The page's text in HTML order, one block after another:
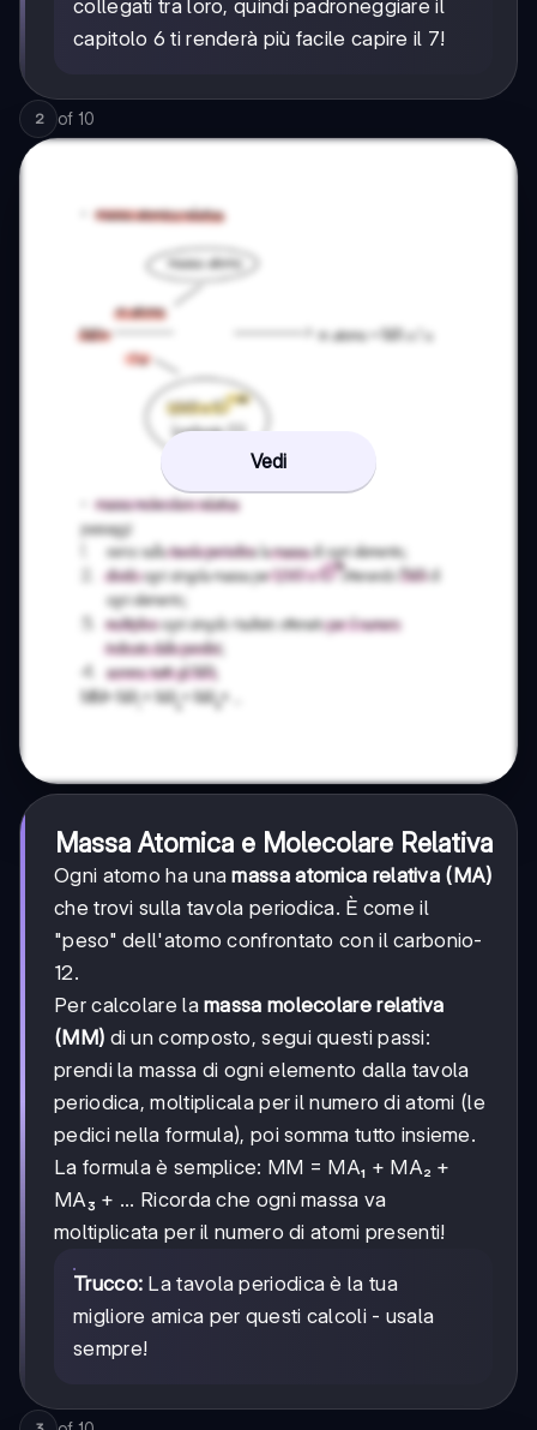
collegati tra loro, quindi padroneggiare il
capitolo 6 ti renderà più facile capire il 7!
2 of 10
Vedi
Massa Atomica e Molecolare Relativa
Ogni atomo ha unamassa atomica relativa (MA)
che trovi sulla tavola periodica. È come il
"peso" dell'atomo confrontato con il carbonio-
12.
Per calcolare lamassa molecolare relativa
(MM) di un composto, segui questi passi:
prendi la massa di ogni elemento dalla tavola
periodica, moltiplicala per il numero di atomi (le
pedici nella formula), poi somma tutto insieme.
La formula è semplice: MM = MA₁ + MA₂ +
MA₃ + ... Ricorda che ogni massa va
moltiplicata per il numero di atomi presenti!
Trucco: La tavola periodica è la tua
migliore amica per questi calcoli - usala
sempre!